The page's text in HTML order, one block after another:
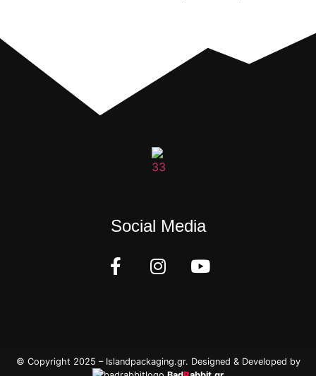
Social Media
© Copyright 2025 – Islandpackaging.gr. Designed & Developed by